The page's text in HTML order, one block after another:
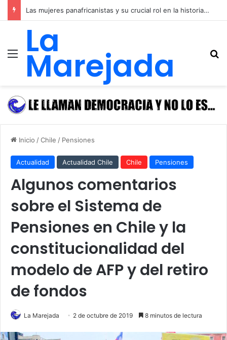
Las mujeres panafricanistas y su crucial rol en la historia de las luchas emancipadoras, igualitarias y anticolonialistas de África y de las y los afrodescendientes
MenúLa
Marejada
Inicio /Chile / Pensiones
Actualidad Actualidad Chile Chile Pensiones
Algunos comentarios
sobre el Sistema de
Pensiones en Chile y la
constitucionalidad del
modelo de AFP y del retiro
de fondos
La Marejada 2 de octubre de 2019 8 minutos de lectura